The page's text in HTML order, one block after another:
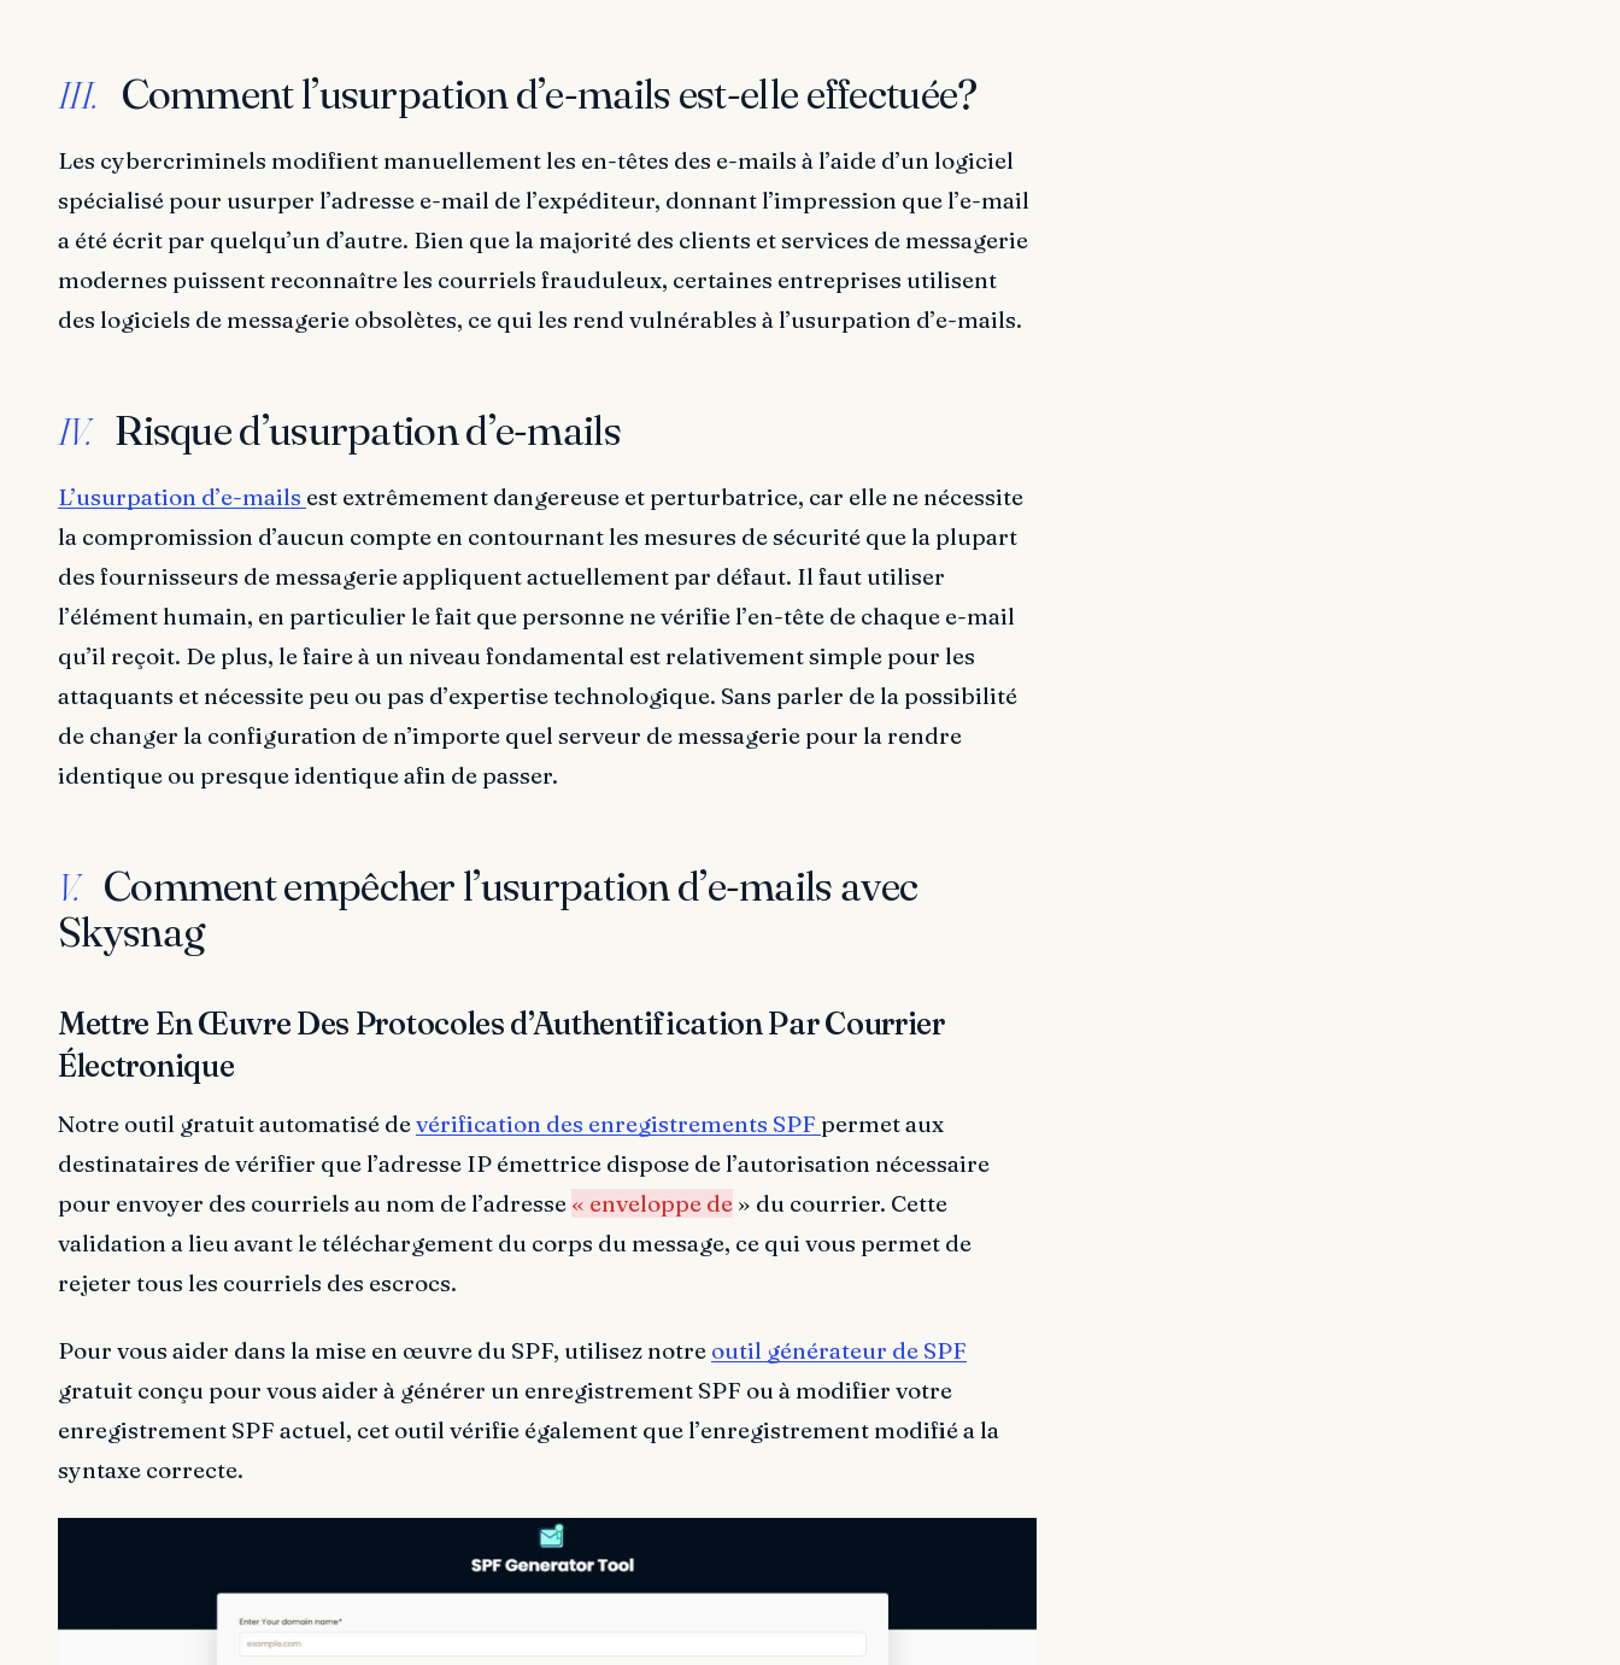
III. Comment l’usurpation d’e-mails est-elle effectuée?
Les cybercriminels modifient manuellement les en-têtes des e-mails à l’aide d’un logiciel
spécialisé pour usurper l’adresse e-mail de l’expéditeur, donnant l’impression que l’e-mail
a été écrit par quelqu’un d’autre. Bien que la majorité des clients et services de messagerie
modernes puissent reconnaître les courriels frauduleux, certaines entreprises utilisent
des logiciels de messagerie obsolètes, ce qui les rend vulnérables à l’usurpation d’e-mails.
IV. Risque d’usurpation d’e-mails
L’usurpation d’e-mails est extrêmement dangereuse et perturbatrice, car elle ne nécessite
la compromission d’aucun compte en contournant les mesures de sécurité que la plupart
des fournisseurs de messagerie appliquent actuellement par défaut. Il faut utiliser
l’élément humain, en particulier le fait que personne ne vérifie l’en-tête de chaque e-mail
qu’il reçoit. De plus, le faire à un niveau fondamental est relativement simple pour les
attaquants et nécessite peu ou pas d’expertise technologique. Sans parler de la possibilité
de changer la configuration de n’importe quel serveur de messagerie pour la rendre
identique ou presque identique afin de passer.
V. Comment empêcher l’usurpation d’e-mails avec
Skysnag
Mettre En Œuvre Des Protocoles d’Authentification Par Courrier
Électronique
Notre outil gratuit automatisé devérification des enregistrements SPF permet aux
destinataires de vérifier que l’adresse IP émettrice dispose de l’autorisation nécessaire
pour envoyer des courriels au nom de l’adresse « enveloppe de » du courrier. Cette
validation a lieu avant le téléchargement du corps du message, ce qui vous permet de
rejeter tous les courriels des escrocs.
Pour vous aider dans la mise en œuvre du SPF, utilisez notre outil générateur de SPF
gratuit conçu pour vous aider à générer un enregistrement SPF ou à modifier votre
enregistrement SPF actuel, cet outil vérifie également que l’enregistrement modifié a la
syntaxe correcte.